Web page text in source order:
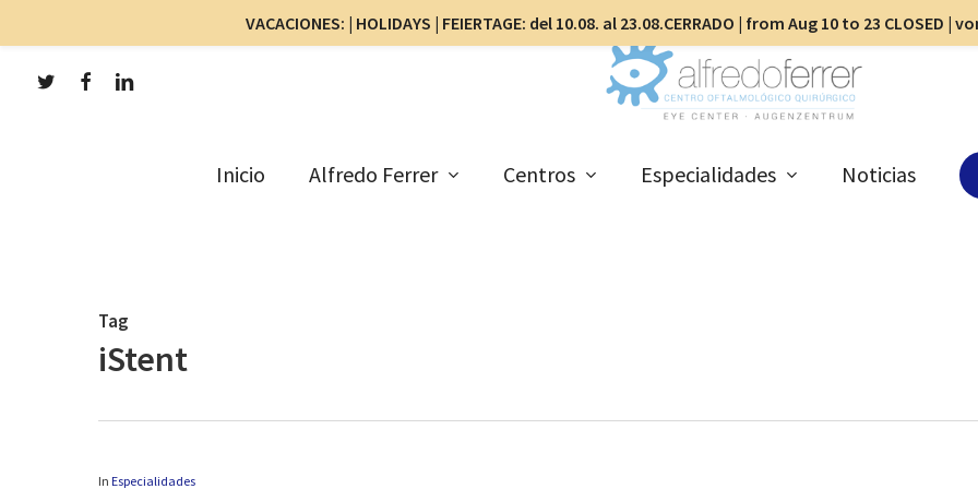
twitterfacebooklinkedin
Inicio Alfredo Ferrer Centros Especialidades Noticias
Tag
iStent
In Especialidades
VACACIONES: | HOLIDAYS | FEIERTAGE: del 10.08. al 23.08.CERRADO | from Aug 10 to 23 CLOSED |